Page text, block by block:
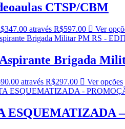
CTSP/CBM
através R$597.00 Ver
Brigada
através R$297.00 Ver opções